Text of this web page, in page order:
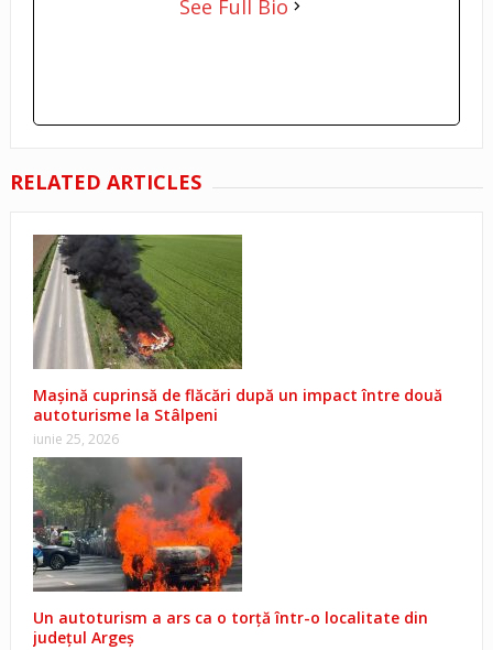
See Full Bio
RELATED ARTICLES
Mașină cuprinsă de flăcări după un impact între două
autoturisme la Stâlpeni
iunie 25, 2026
Un autoturism a ars ca o torță într-o localitate din
județul Argeș